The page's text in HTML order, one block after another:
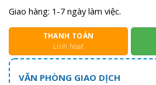
Giao hàng: 1-7 ngày làm việc.
THANH TOÁN
Linh hoạt
VĂN PHÒNG GIAO DỊCH